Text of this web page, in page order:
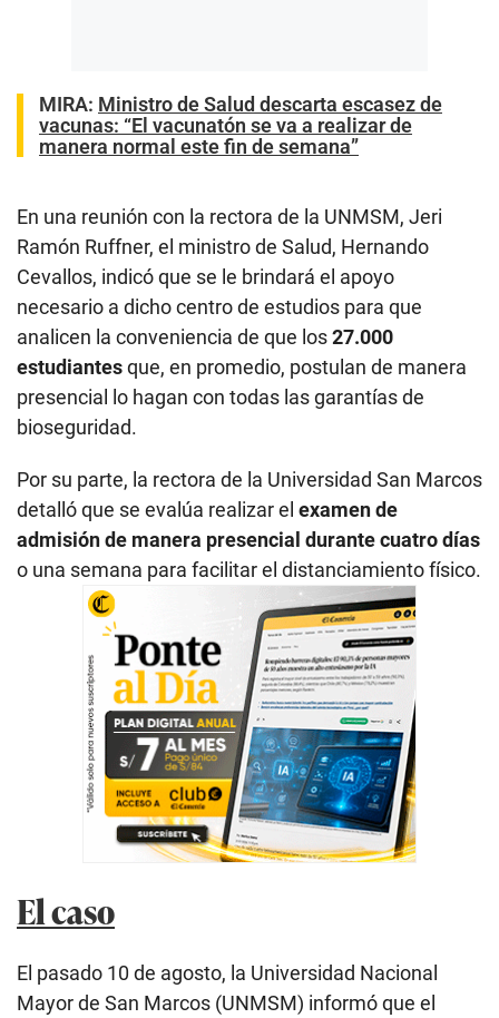
MIRA: Ministro de Salud descarta escasez de
vacunas: “El vacunatón se va a realizar de
manera normal este fin de semana”
En una reunión con la rectora de la UNMSM, Jeri
Ramón Ruffner, el ministro de Salud, Hernando
Cevallos, indicó que se le brindará el apoyo
necesario a dicho centro de estudios para que
analicen la conveniencia de que los27.000
estudiantesque, en promedio, postulan de manera
presencial lo hagan con todas las garantías de
bioseguridad.
Por su parte, la rectora de la Universidad San Marcos
detalló que se evalúa realizar el examen de
admisión de manera presencial durante cuatro días
o una semana para facilitar el distanciamiento físico.
El caso
El pasado 10 de agosto, la Universidad Nacional
Mayor de San Marcos (UNMSM) informó que el